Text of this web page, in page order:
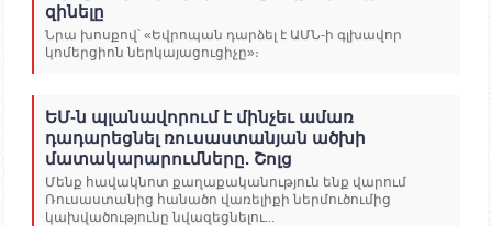
զինելը
Նրա խոսքով՝ «Եվրոպան դարձել է ԱՄՆ-ի գլխավոր
կոմերցիոն ներկայացուցիչը»։
ԵՄ-ն պլանավորում է մինչեւ ամառ
դադարեցնել ռուսաստանյան ածխի
մատակարարումները. Շոլց
Մենք հավակնոտ քաղաքականություն ենք վարում
Ռուսաստանից հանածո վառելիքի ներմուծումից
կախվածությունը նվազեցնելու...